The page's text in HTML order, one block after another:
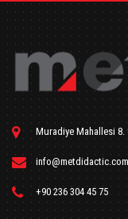
Muradiye Mahallesi
+90 236 304 45 75